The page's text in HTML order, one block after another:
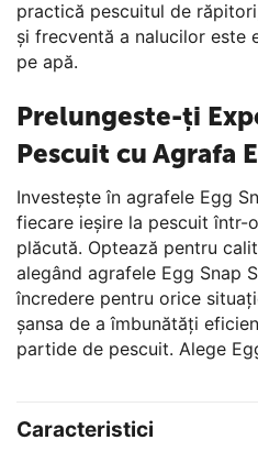
practică pescuitul de
și frecventă a nalucilor este
pe apă.
Prelungeste-ți
Pescuit cu Agrafa
Investește în agrafele Egg
fiecare ieșire la pescuit într-
plăcută. Optează pentru
alegând agrafele Egg Snap
încredere pentru orice
șansa de a îmbunătăți
partide de pescuit. Alege
Caracteristici